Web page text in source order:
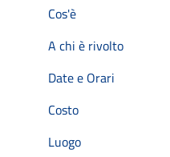
Cos'è
A chi è rivolto
Date e Orari
Costo
Luogo